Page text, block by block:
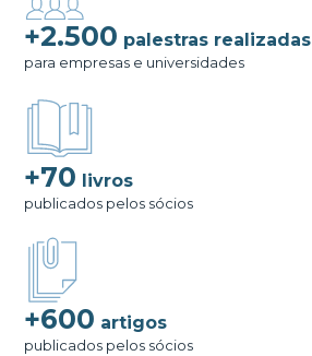
+2.500 palestras realizadas
para empresas e universidades
+70 livros
publicados pelos sócios
+600 artigos
publicados pelos sócios